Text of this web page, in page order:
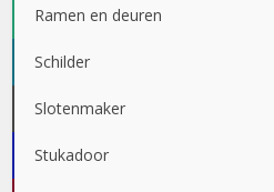
Ramen en deuren
Schilder
Slotenmaker
Stukadoor